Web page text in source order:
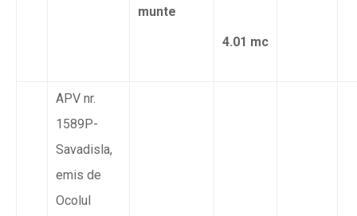
munte
4.01 mc
APV nr.
1589P-
Savadisla,
emis de
Ocolul